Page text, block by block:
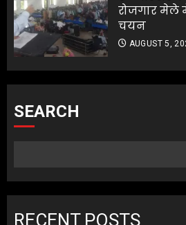
रोजगार मेले
चयन
AUGUST 5,
SEARCH
RECENT POSTS